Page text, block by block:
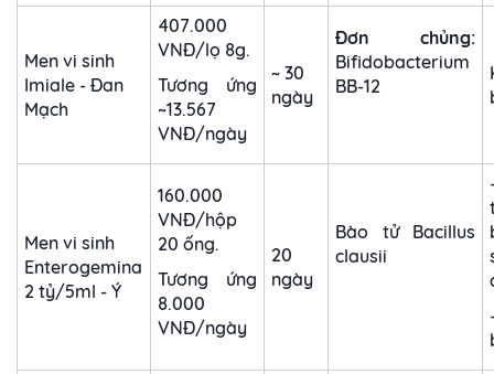
Men vi sinh
Imiale - Đan
Mạch
407.000
VNĐ/lọ 8g.
Tương ứng
~13.567
VNĐ/ngày
~ 30
ngày
Đơn chủng:
Bifidobacterium
BB-12
Men vi sinh
Enterogemina
2 tỷ/5ml - Ý
160.000
VNĐ/hộp
20 ống.
Tương ứng
8.000
VNĐ/ngày
20
ngày
Bào tử Bacillus
clausii